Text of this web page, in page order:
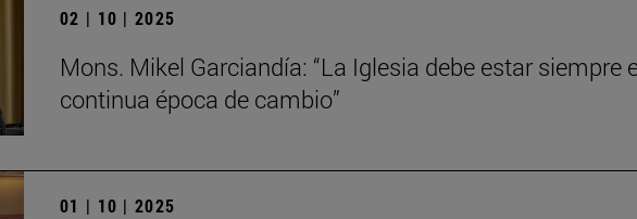
02 | 10 | 2025
Mons. Mikel Garciandía: “La Iglesia debe estar siempre
continua época de cambio”
01 | 10 | 2025